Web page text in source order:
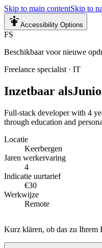
Skip to main contentSkip to
Accessibility Options
FS
Beschikbaar voor nieuwe
Freelance specialist · IT
Inzetbaar als
Full-stack developer with 4
through education and
Locatie
Keerbergen
Jaren werkervaring
4
Indicatie uurtarief
€30
Werkwijze
Remote
Kurz klären, ob das zu